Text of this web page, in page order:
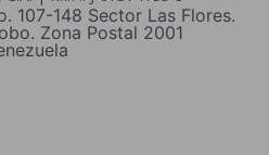
107-148 Sector Las Flores.
Zona Postal 2001